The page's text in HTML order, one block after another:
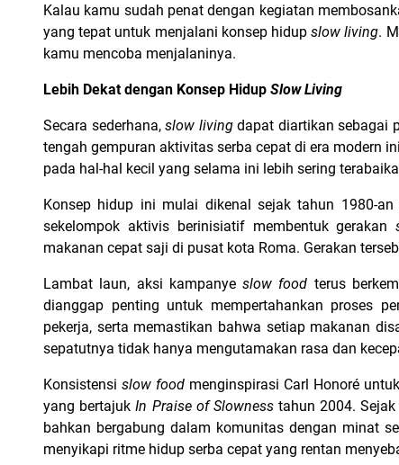
Kalau kamu sudah penat dengan kegiatan
yang tepat untuk menjalani konsep hidup slow living.
kamu mencoba menjalaninya.
Lebih Dekat dengan Konsep Hidup Slow Living
Secara sederhana, slow living dapat diartikan sebagai
tengah gempuran aktivitas serba cepat di era modern
pada hal-hal kecil yang selama ini lebih sering
Konsep hidup ini mulai dikenal sejak tahun 1980-
sekelompok aktivis berinisiatif membentuk gerakan
makanan cepat saji di pusat kota Roma. Gerakan
Lambat laun, aksi kampanye slow food terus
dianggap penting untuk mempertahankan proses
pekerja, serta memastikan bahwa setiap makanan
sepatutnya tidak hanya mengutamakan rasa dan
Konsistensi slow food menginspirasi Carl Honoré
yang bertajuk In Praise of Slowness tahun 2004.
bahkan bergabung dalam komunitas dengan minat
menyikapi ritme hidup serba cepat yang rentan